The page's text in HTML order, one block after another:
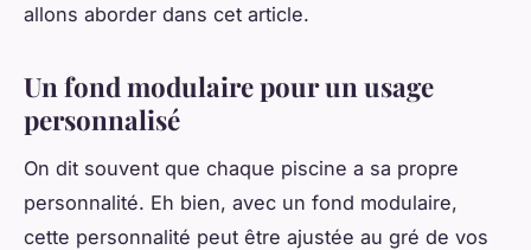
allons aborder dans cet article.
Un fond modulaire pour un usage
personnalisé
On dit souvent que chaque piscine a sa propre
personnalité. Eh bien, avec un fond modulaire,
cette personnalité peut être ajustée au gré de vos